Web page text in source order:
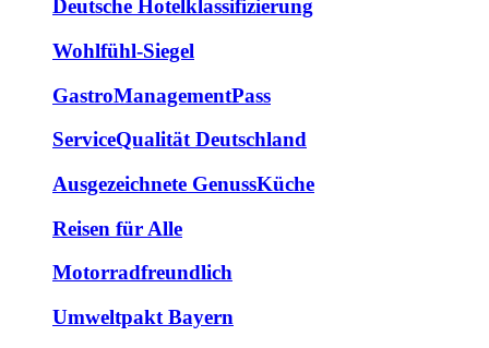
Deutsche Hotelklassifizierung
Wohlfühl-Siegel
GastroManagementPass
ServiceQualität Deutschland
Ausgezeichnete GenussKüche
Reisen für Alle
Motorradfreundlich
Umweltpakt Bayern